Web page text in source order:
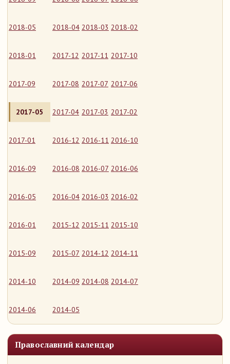
2018-05 2018-04 2018-03 2018-02
2018-01 2017-12 2017-11 2017-10
2017-09 2017-08 2017-07 2017-06
2017-05 2017-04 2017-03 2017-02
2017-01 2016-12 2016-11 2016-10
2016-09 2016-08 2016-07 2016-06
2016-05 2016-04 2016-03 2016-02
2016-01 2015-12 2015-11 2015-10
2015-09 2015-07 2014-12 2014-11
2014-10 2014-09 2014-08 2014-07
2014-06 2014-05
Православний календар